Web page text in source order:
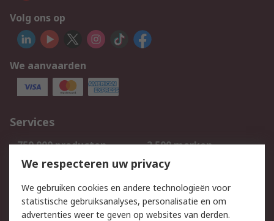
Volg ons op
We aanvaarden
Services
750.000 producten
2.500 merken
Bestellen
Inkoopoplossingen
Track & Trace
We respecteren uw privacy
We gebruiken cookies en andere technologieën voor
statistische gebruiksanalyses, personalisatie en om
advertenties weer te geven op websites van derden.